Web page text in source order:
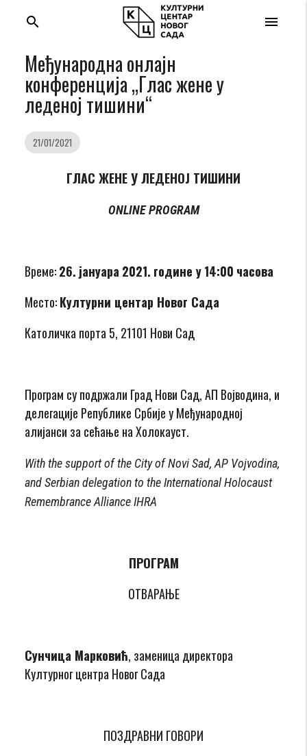
menu
search
Међународна онлајн
конференција „Глас жене у
леденој тишини“
21/01/2021
ГЛАС ЖЕНЕ У ЛЕДЕНОЈ ТИШИНИ
ONLINE PROGRAM
Време:26. јануара 2021. године у14:00 часова
Место:Културни центар Новог Сада
Католичка порта 5, 21101 Нови Сад
Програм су подржали Град Нови Сад, АП Војводина, и
делегације Републике Србије у Међународној
алијанси за сећање на Холокауст.
With the support of the City of Novi Sad, AP Vojvodina,
and Serbian delegation to the International Holocaust
Remembrance Alliance IHRA
ПРОГРАМ
ОТВАРАЊЕ
Сунчица Марковић, заменица директора
Културног центра Новог Сада
ПОЗДРАВНИ ГОВОРИ